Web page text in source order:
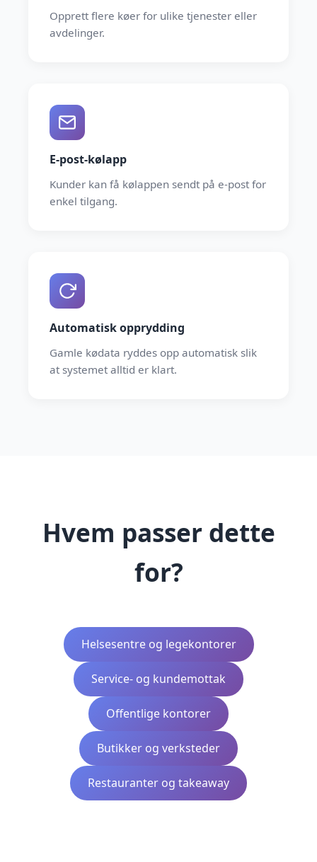
Opprett flere køer for ulike tjenester eller
avdelinger.
E-post-kølapp
Kunder kan få kølappen sendt på e-post for
enkel tilgang.
Automatisk opprydding
Gamle kødata ryddes opp automatisk slik
at systemet alltid er klart.
Hvem passer dette
for?
Helsesentre og legekontorer
Service- og kundemottak
Offentlige kontorer
Butikker og verksteder
Restauranter og takeaway